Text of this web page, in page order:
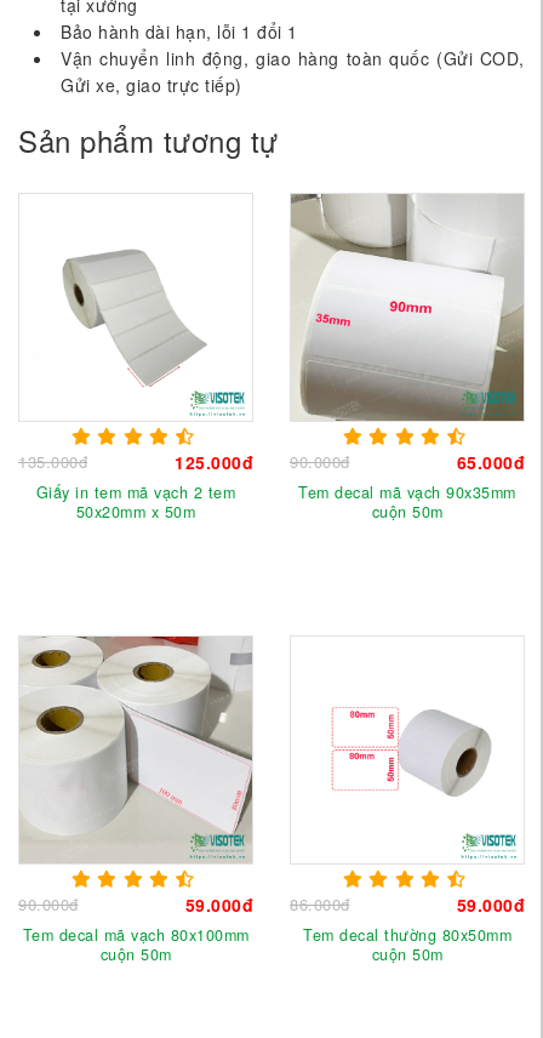
Bảo hành dài hạn, lỗi 1 đổi 1
Vận chuyển linh động, giao hàng toàn quốc (Gửi COD,
Gửi xe, giao trực tiếp)
Sản phẩm tương tự
135.000đ 125.000đ
Giấy in tem mã vạch 2 tem
50x20mm x 50m
90.000đ 65.000đ
Tem decal mã vạch 90x35mm
cuộn 50m
90.000đ 59.000đ
Tem decal mã vạch 80x100mm
cuộn 50m
86.000đ 59.000đ
Tem decal thường 80x50mm
cuộn 50m